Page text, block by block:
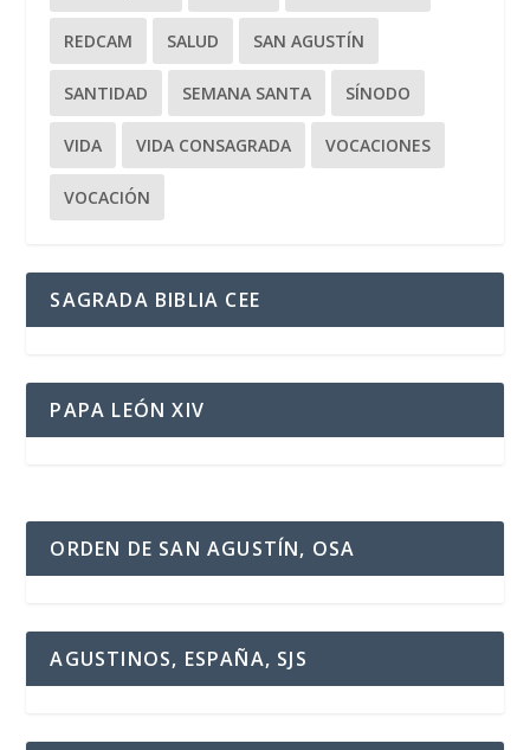
REDCAM SALUD SAN AGUSTÍN
SANTIDAD SEMANA SANTA SÍNODO
VIDA VIDA CONSAGRADA VOCACIONES
VOCACIÓN
SAGRADA BIBLIA CEE
PAPA LEÓN XIV
ORDEN DE SAN AGUSTÍN, OSA
AGUSTINOS, ESPAÑA, SJS